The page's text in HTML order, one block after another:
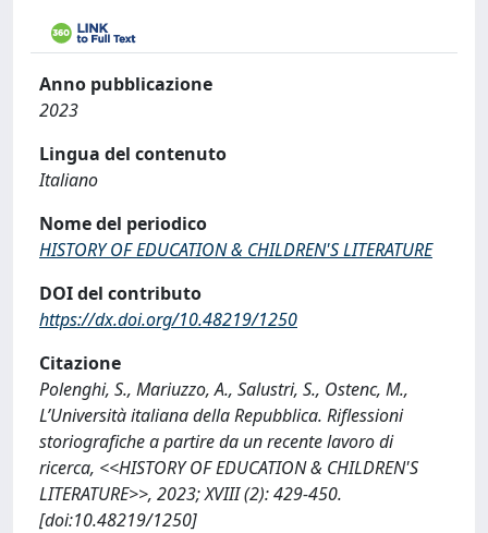
Anno pubblicazione
2023
Lingua del contenuto
Italiano
Nome del periodico
HISTORY OF EDUCATION & CHILDREN'S LITERATURE
DOI del contributo
https://dx.doi.org/10.48219/1250
Citazione
Polenghi, S., Mariuzzo, A., Salustri, S., Ostenc, M.,
L’Università italiana della Repubblica. Riflessioni
storiografiche a partire da un recente lavoro di
ricerca, <<HISTORY OF EDUCATION & CHILDREN'S
LITERATURE>>, 2023; XVIII (2): 429-450.
[doi:10.48219/1250]